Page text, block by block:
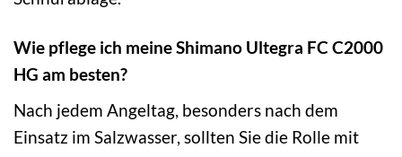
Wie pflege ich meine Shimano Ultegra FC C2000
HG am besten?
Nach jedem Angeltag, besonders nach dem
Einsatz im Salzwasser, sollten Sie die Rolle mit